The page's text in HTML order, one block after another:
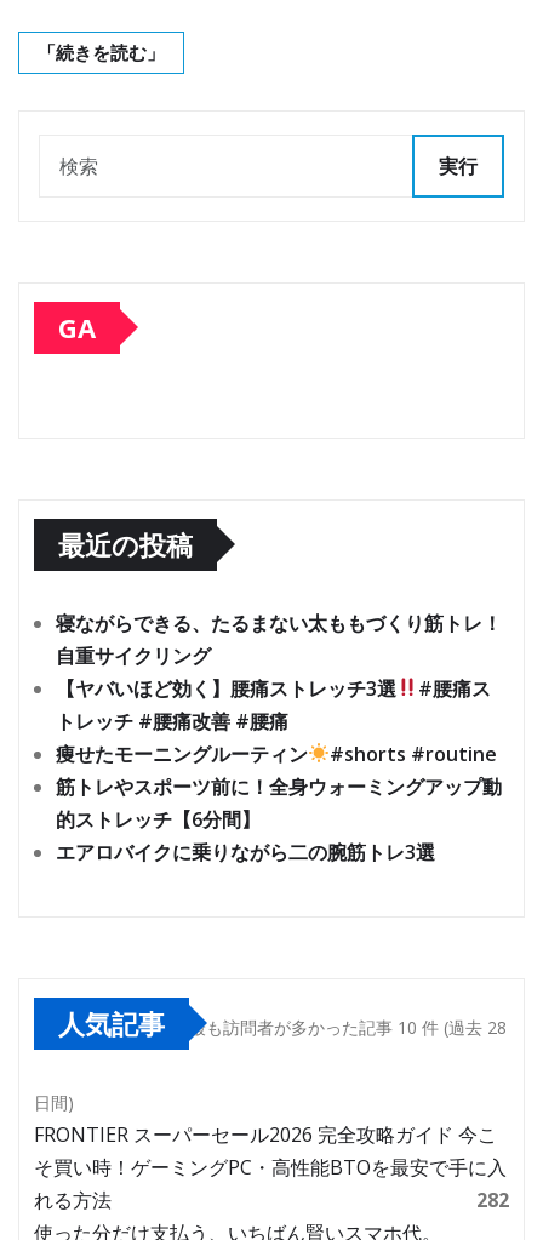
「続きを読む」
実行
GA
最近の投稿
寝ながらできる、たるまない太ももづくり筋トレ！
自重サイクリング
【ヤバいほど効く】腰痛ストレッチ3選
#腰痛ス
トレッチ #腰痛改善 #腰痛
痩せたモーニングルーティン
#shorts #routine
筋トレやスポーツ前に！全身ウォーミングアップ動
的ストレッチ【6分間】
エアロバイクに乗りながら二の腕筋トレ3選
人気記事 最も訪問者が多かった記事 10 件 (過去 28
日間)
FRONTIER スーパーセール2026 完全攻略ガイド 今こ
そ買い時！ゲーミングPC・高性能BTOを最安で手に入
れる方法
282
使った分だけ支払う、いちばん賢いスマホ代。